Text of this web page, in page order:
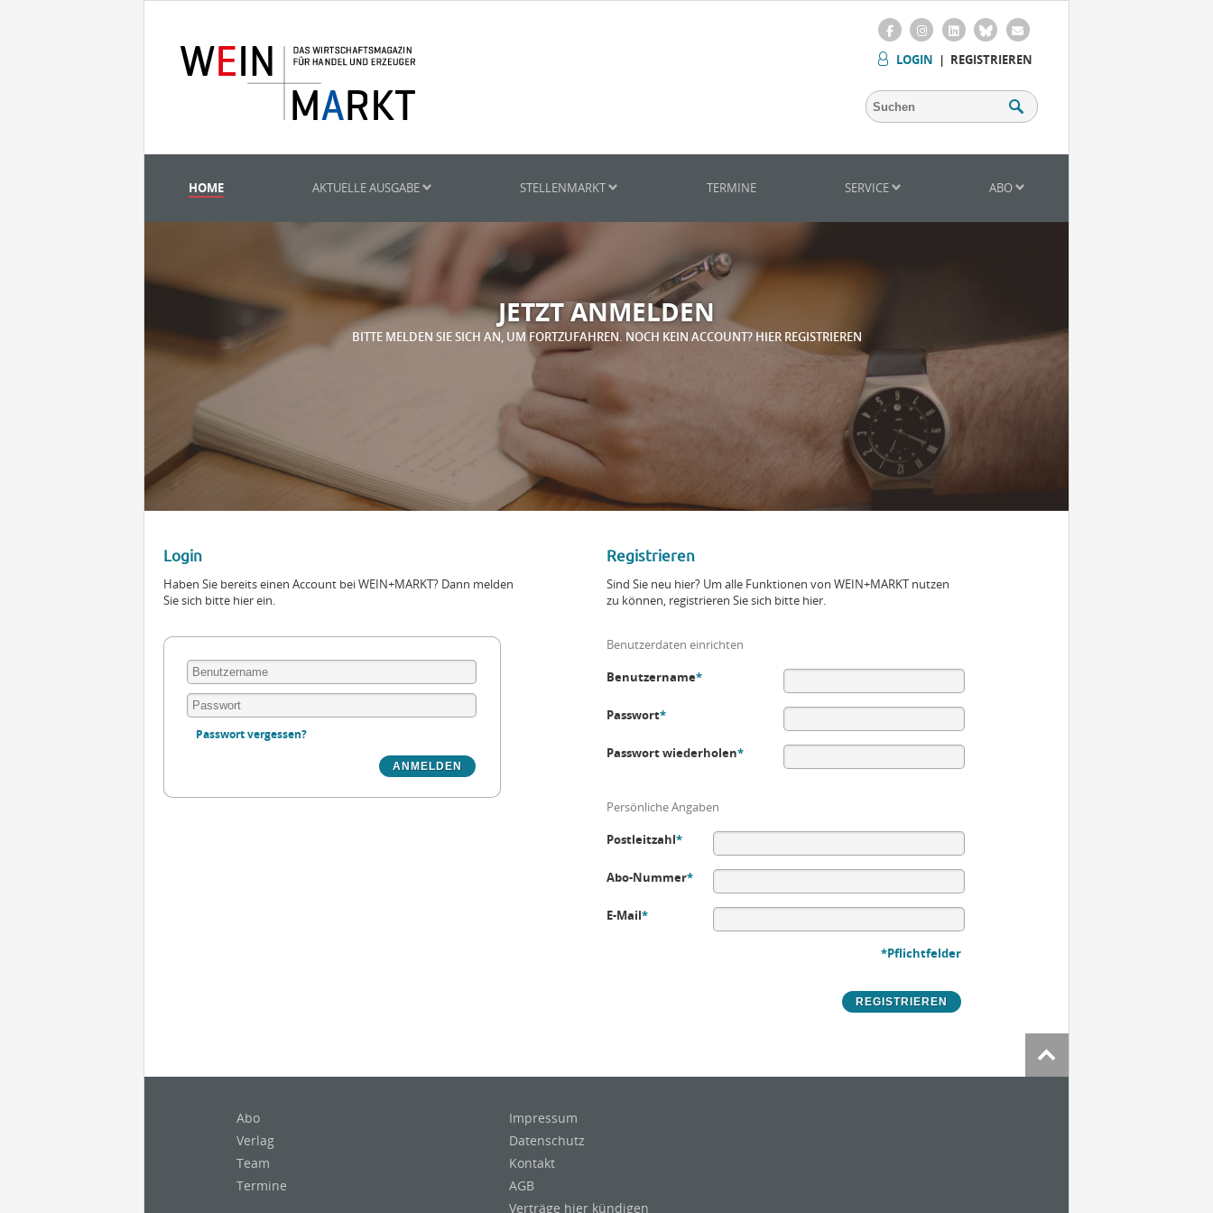
LOGIN | REGISTRIEREN
HOME AKTUELLE AUSGABE STELLENMARKT TERMINE SERVICE ABO
JETZT ANMELDEN
BITTE MELDEN SIE SICH AN, UM FORTZUFAHREN. NOCH KEIN ACCOUNT? HIER REGISTRIEREN
Login
Haben Sie bereits einen Account bei WEIN+MARKT? Dann melden
Sie sich bitte hier ein.
Passwort vergessen?
Registrieren
Sind Sie neu hier? Um alle Funktionen von WEIN+MARKT nutzen
zu können, registrieren Sie sich bitte hier.
Benutzerdaten einrichten
Benutzername*
Passwort*
Passwort wiederholen*
Persönliche Angaben
Postleitzahl*
Abo-Nummer*
E-Mail*
*Pflichtfelder
Abo
Verlag
Team
Termine
Impressum
Datenschutz
Kontakt
AGB
Verträge hier kündigen